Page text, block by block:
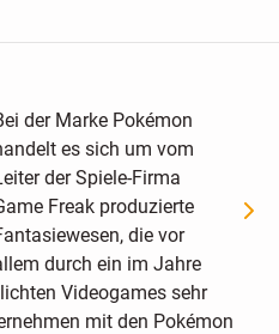
der Marke Pokémon
es sich um vom
der Spiele-Firma
Freak produzierte
die vor
durch ein im Jahre
Videogames sehr
mit den Pokémon